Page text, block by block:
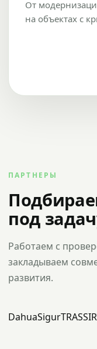
От
на объектах с
ПАРТНЕРЫ
под
Работаем с
закладываем
развития.
DahuaSigurTRASSIR